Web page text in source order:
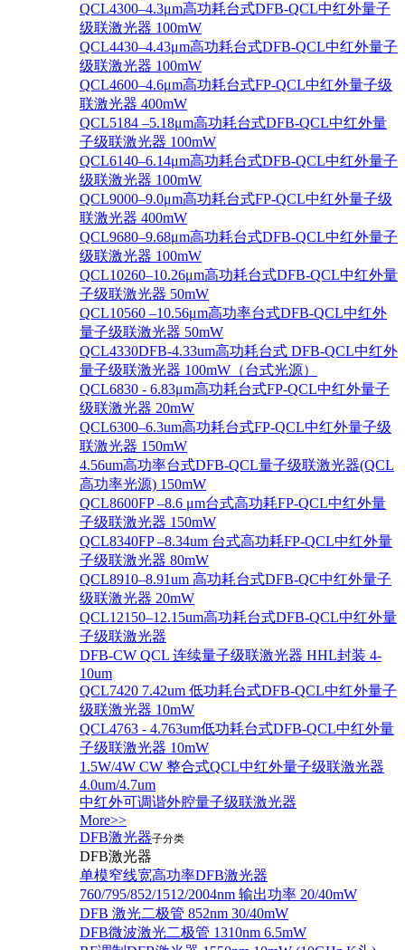
QCL4300–4.3μm高功耗台式DFB-QCL中红外量子
级联激光器 100mW
QCL4430–4.43μm高功耗台式DFB-QCL中红外量子
级联激光器 100mW
QCL4600–4.6μm高功耗台式FP-QCL中红外量子级
联激光器 400mW
QCL5184 –5.18μm高功耗台式DFB-QCL中红外量
子级联激光器 100mW
QCL6140–6.14μm高功耗台式DFB-QCL中红外量子
级联激光器 100mW
QCL9000–9.0μm高功耗台式FP-QCL中红外量子级
联激光器 400mW
QCL9680–9.68μm高功耗台式DFB-QCL中红外量子
级联激光器 100mW
QCL10260–10.26μm高功耗台式DFB-QCL中红外量
子级联激光器 50mW
QCL10560 –10.56μm高功率台式DFB-QCL中红外
量子级联激光器 50mW
QCL4330DFB-4.33um高功耗台式 DFB-QCL中红外
量子级联激光器 100mW（台式光源）
QCL6830 - 6.83μm高功耗台式FP-QCL中红外量子
级联激光器 20mW
QCL6300–6.3um高功耗台式FP-QCL中红外量子级
联激光器 150mW
4.56um高功率台式DFB-QCL量子级联激光器(QCL
高功率光源) 150mW
QCL8600FP –8.6 μm台式高功耗FP-QCL中红外量
子级联激光器 150mW
QCL8340FP –8.34um 台式高功耗FP-QCL中红外量
子级联激光器 80mW
QCL8910–8.91um 高功耗台式DFB-QC中红外量子
级联激光器 20mW
QCL12150–12.15um高功耗台式DFB-QCL中红外量
子级联激光器
DFB-CW QCL 连续量子级联激光器 HHL封装 4-
10um
QCL7420 7.42um 低功耗台式DFB-QCL中红外量子
级联激光器 10mW
QCL4763 - 4.763um低功耗台式DFB-QCL中红外量
子级联激光器 10mW
1.5W/4W CW 整合式QCL中红外量子级联激光器
4.0um/4.7um
中红外可调谐外腔量子级联激光器
More>>
DFB激光器子分类
DFB激光器
单模窄线宽高功率DFB激光器
760/795/852/1512/2004nm 输出功率 20/40mW
DFB 激光二极管 852nm 30/40mW
DFB微波激光二极管 1310nm 6.5mW